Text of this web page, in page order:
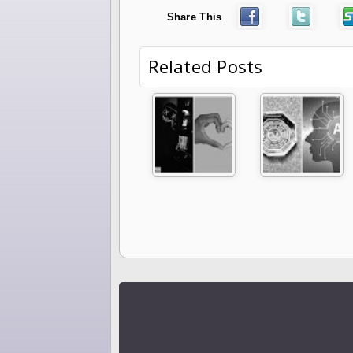
Share This
Related Posts